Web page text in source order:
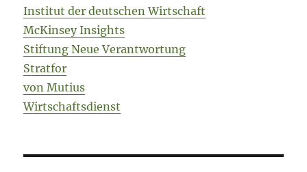
Institut der deutschen Wirtschaft
McKinsey Insights
Stiftung Neue Verantwortung
Stratfor
von Mutius
Wirtschaftsdienst